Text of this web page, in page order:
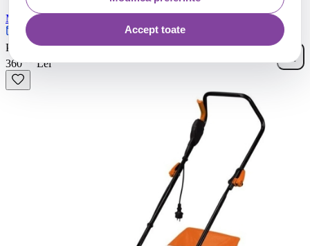
Accept toate
Masina de tuns gazon, 1.2 kW, 32 cm, 30L, Micul Fermier
Rate 0% dobanda cu TBI
PRP: 417.10Lei
360
Lei